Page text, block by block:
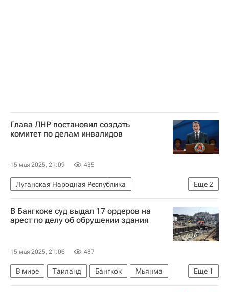
Глава ЛНР постановил создать
комитет по делам инвалидов
15 мая 2025, 21:09 435
Еще2
Луганская Народная Республика
Леонид Пасечник
Общество
В Бангкоке суд выдал 17 ордеров на
арест по делу об обрушении здания
15 мая 2025, 21:06 487
Еще 1
В мире Таиланд Бангкок
Мьянма
Землетрясение в Мьянме и Таиланде